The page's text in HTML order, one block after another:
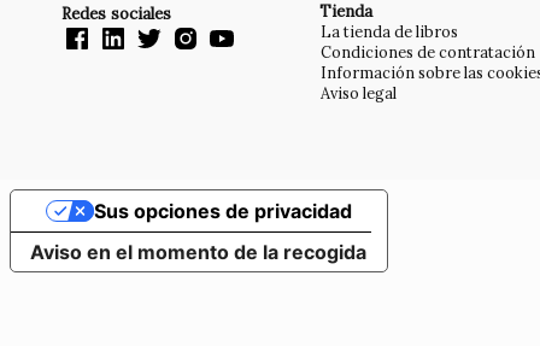
Redes sociales Tienda
La tienda de libros
Condiciones de contratación
Información sobre las
Aviso legal
Aviso en el momento de la recogida
Sus opciones de privacidad